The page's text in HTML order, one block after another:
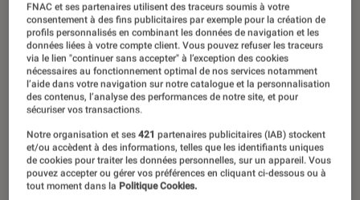
FNAC et ses partenaires utilisent des traceurs soumis à votre
consentement à des fins publicitaires par exemple pour la création de
profils personnalisés en combinant les données de navigation et les
données liées à votre compte client. Vous pouvez refuser les traceurs
via le lien "continuer sans accepter" à l’exception des cookies
nécessaires au fonctionnement optimal de nos services notamment
l’aide dans votre navigation sur notre catalogue et la personnalisation
des contenus, l’analyse des performances de notre site, et pour
sécuriser vos transactions.
Notre organisation et ses421 partenaires publicitaires (IAB) stockent
et/ou accèdent à des informations, telles que les identifiants uniques
de cookies pour traiter les données personnelles, sur un appareil. Vous
pouvez accepter ou gérer vos préférences en cliquant ci-dessous ou à
tout moment dans la Politique Cookies.